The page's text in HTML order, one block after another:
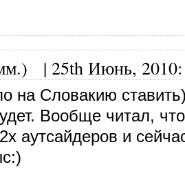
| 25th Июнь, 2010:
на Словакию
Вообще читал,
аутсайдеров и